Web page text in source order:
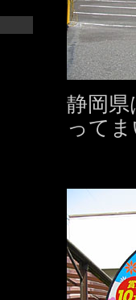
静岡県
って